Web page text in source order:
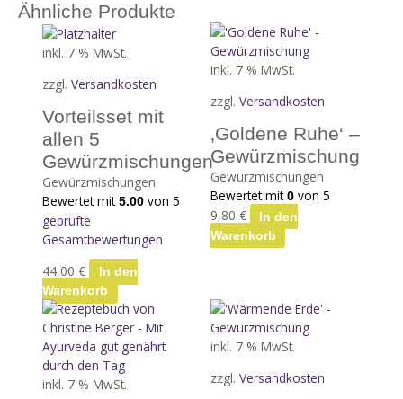
Ähnliche Produkte
inkl. 7 % MwSt.
zzgl.Versandkosten
Vorteilsset mit
allen 5
Gewürzmischungen
Gewürzmischungen
Bewertet mit5.00 von 5
geprüfte
Gesamtbewertungen
44,00€
In den
Warenkorb
inkl. 7 % MwSt.
zzgl. Versandkosten
‚Goldene Ruhe‘ –
Gewürzmischung
Gewürzmischungen
Bewertet mit 0 von 5
9,80 €
In den
Warenkorb
inkl. 7 % MwSt.
inkl. 7 % MwSt.
zzgl. Versandkosten